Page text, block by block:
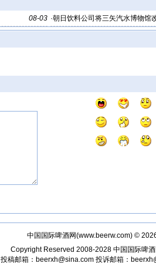
08-03 ·朝日饮料公司将三矢汽水博物馆
中国国际啤酒网(www.beerw.com) ©
Copyright Reserved 2008-2028 中国国际啤酒
投稿邮箱： beerxh@sina.com投诉邮箱：